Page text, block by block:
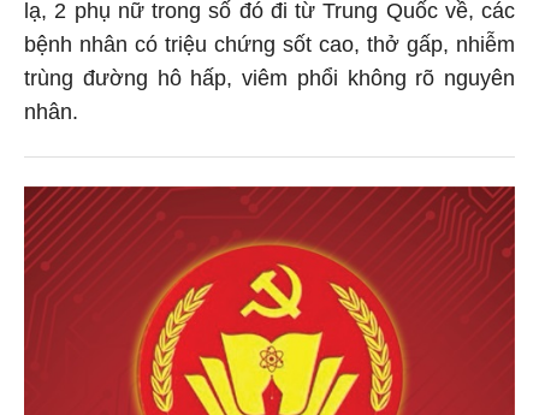
lạ, 2 phụ nữ trong số đó đi từ Trung Quốc về, các
bệnh nhân có triệu chứng sốt cao, thở gấp, nhiễm
trùng đường hô hấp, viêm phổi không rõ nguyên
nhân.